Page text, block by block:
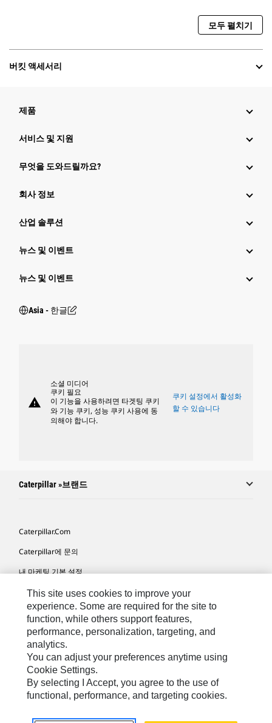
모두 펼치기
버킷 액세서리
제품
서비스 및 지원
무엇을 도와드릴까요?
회사 정보
산업 솔루션
뉴스 및 이벤트
뉴스 및 이벤트
Asia - 한글
warning
소셜 미디어
쿠키 필요
이 기능을 사용하려면 타겟팅 쿠키
와 기능 쿠키, 성능 쿠키 사용에 동
의해야 합니다.
쿠키 설정에서 활성화
할 수 있습니다
Caterpillar »브랜드
Caterpillar.com
Caterpillar에 문의
내 마케팅 기본 설정
사이트 맵
Cookie Settings
법적 고지
개인정보취급방침
위치정보 이용약관
This site uses cookies to improve your
experience. Some are required for the site to
function, while others support features,
performance, personalization, targeting, and
analytics.
You can adjust your preferences anytime using
Cookie Settings.
By selecting I Accept, you agree to the use of
functional, performance, and targeting cookies.